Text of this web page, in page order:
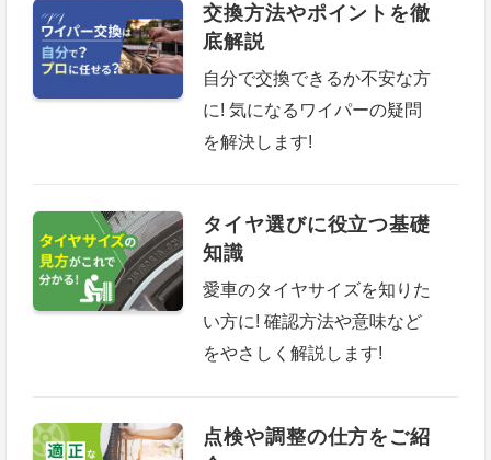
交換方法やポイントを徹
底解説
自分で交換できるか不安な方
に! 気になるワイパーの疑問
を解決します!
タイヤ選びに役立つ基礎
知識
愛車のタイヤサイズを知りた
い方に! 確認方法や意味など
をやさしく解説します!
点検や調整の仕方をご紹